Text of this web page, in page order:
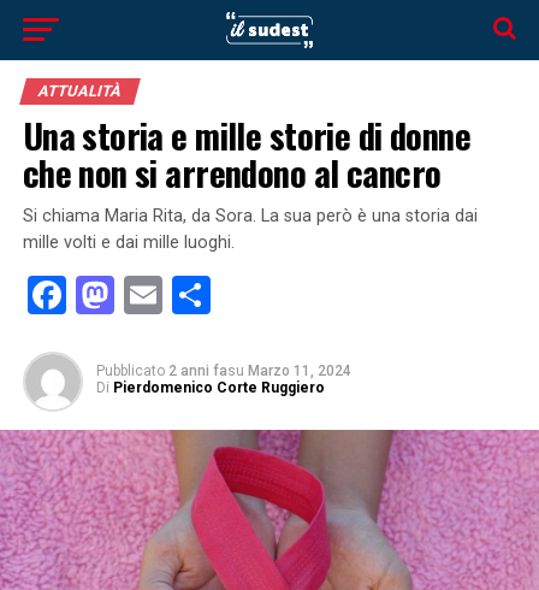
ATTUALITÀ
Una storia e mille storie di donne
che non si arrendono al cancro
Si chiama Maria Rita, da Sora. La sua però è una storia dai
mille volti e dai mille luoghi.
Facebook
Mastodon
EmailCondividi
Pubblicato 2 anni fasu Marzo 11, 2024
Di Pierdomenico Corte Ruggiero